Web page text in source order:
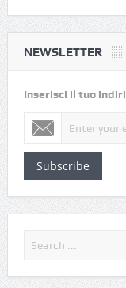
NEWSLETTER
Inserisci il tuo
Subscribe